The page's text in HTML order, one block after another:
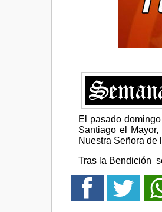
El pasado
Santiago el
Nuestra Señora de
Tras la Bendición